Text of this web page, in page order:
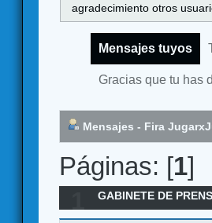
agradecimiento otros
Mensajes tuyos
Gracias que tu has
Mensajes - Fira
Páginas: [1]
GABINETE DE
Concurso Ciutat de